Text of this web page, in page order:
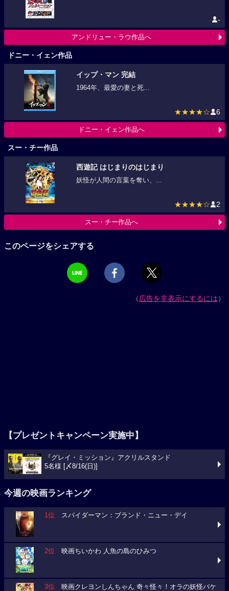
-
アンドリュー・ラウ作品へ
ドニー・イェン作品
イップ・マン 完結
1964年、最愛の妻と死...
★★★★☆ 6
ドニー・イェン作品へ
スー・チー作品
西遊記 はじまりのはじまり
妖怪が人間の言葉を奪い、...
★★★★☆ 2
スー・チー作品へ
このページをシェアする
（広告を非表示にするには）
【プレゼントキャンペーン実施中】
『グレイ・ミッション』アクリルスタンド
5名様 [〆8/16(日)]
今週の映画ランキング
1位 スパイダーマン：ブランド・ニュー・デイ
2位 映画ちいかわ 人魚の島のひみつ
3位 映画クレヨンしんちゃん 奇々怪々！オラの妖怪バケ